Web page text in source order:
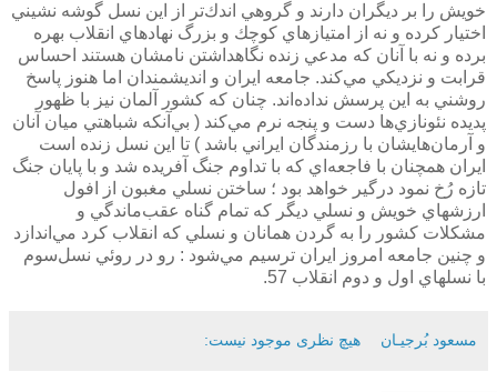
خويش را بر ديگران دارند و گروهي اندك‌تر از اين نسل گوشه نشيني
اختيار كرده و نه از امتيازهاي كوچك و بزرگ نهادهاي انقلاب بهره
برده و نه با آنان كه مدعي زنده نگاهداشتن نامشان هستند احساس
قرابت و نزديكي مي‌كند. جامعه ايران و انديشمندان اما هنوز پاسخ
روشني به اين پرسش نداده‌اند. چنان كه كشور آلمان نيز با ظهور
پديده نئونازي‌ها دست و پنجه نرم مي‌كند ( بي‌آنكه شباهتي ميان آنان
و آرمان‌هايشان با رزمندگان ايراني باشد ) تا اين نسل زنده است
ايران همچنان با فاجعه‌اي كه با تداوم جنگ آفريده شد و با پايان جنگ
تازه رُخ نمود درگير خواهد بود ؛ ساختن نسلي مغبون از افول
ارزشهاي خويش و نسلي ديگر كه تمام گناه عقب‌ماندگي و
مشكلات كشور را به گردن همانان و نسلي كه انقلاب كرد مي‌اندازد
و چنين جامعه امروز ايران ترسيم مي‌شود : رو در روئي نسل‌‌سوم
با نسلهاي اول و دوم انقلاب 57.
مسعود بُرجيـان هیچ نظری موجود نیست: